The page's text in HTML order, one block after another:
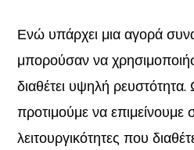
Ενώ υπάρχει μια αγορά
μπορούσαν να
διαθέτει υψηλή ρευστότητα.
προτιμούμε να επιμείνουμε
λειτουργικότητες που